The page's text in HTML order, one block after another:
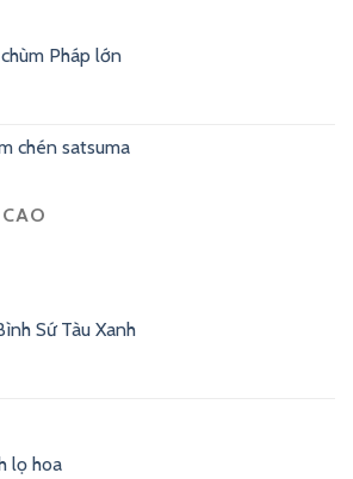
Pháp lớn
chén satsuma
Sứ Tàu Xanh
lọ hoa